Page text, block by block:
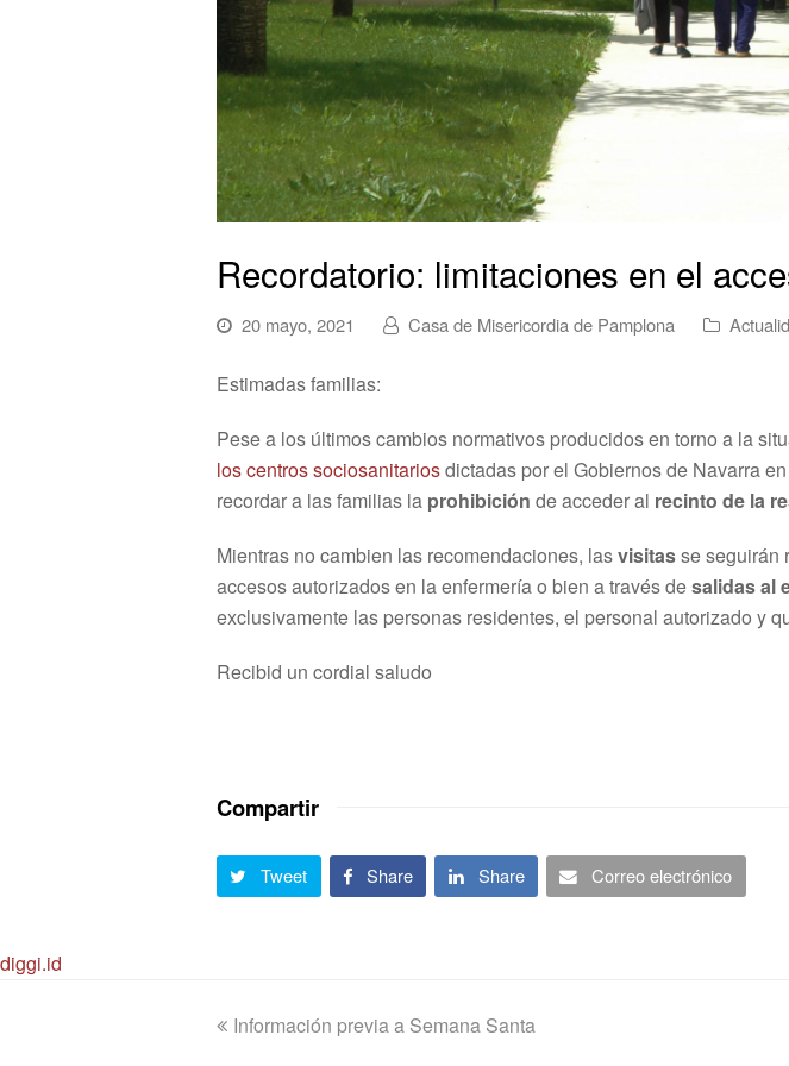
Recordatorio: limitaciones en el
20 mayo, 2021 Casa de Misericordia de Pamplona
Estimadas familias:
Pese a los últimos cambios normativos producidos en torno a la
los centros sociosanitariosdictadas por el Gobiernos de Navarra
recordar a las familias la prohibición de acceder al recinto de la
Mientras no cambien las recomendaciones, lasvisitasse seguirán
accesos autorizados en la enfermería o bien a través desalidas al
exclusivamente las personas residentes, el personal autorizado y
Recibid un cordial saludo
Compartir
Tweet Share Share Correo electrónico
diggi.id
previous
Información previa a Semana Santa